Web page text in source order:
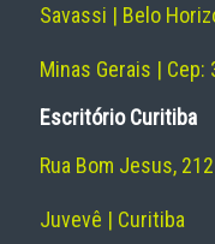
Savassi | Belo
Minas Gerais | Cep:
Escritório Curitiba
Rua Bom Jesus, 212
Juvevê | Curitiba